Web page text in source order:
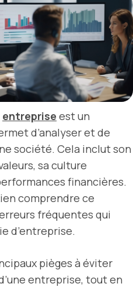
entreprise est un
d’analyser et de
société. Cela inclut son
sa culture
financières.
comprendre ce
fréquentes qui
d’entreprise.
pièges à éviter
entreprise, tout en